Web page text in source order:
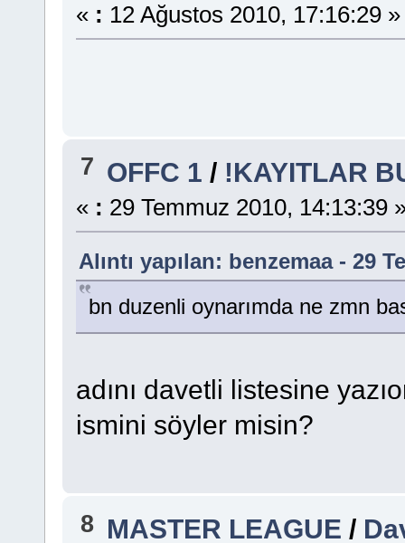
« : 12 Ağustos 2010, 17:16:29 »
7 OFFC 1 / !KAYITLAR
« : 29 Temmuz 2010, 14:13:39
Alıntı yapılan: benzemaa - 29
bn duzenli oynarımda ne zmn
adını davetli listesine
ismini söyler misin?
8 MASTER LEAGUE /